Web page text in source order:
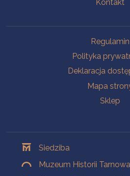
Kontakt
Regulamin
Polityka
Deklaracja
Mapa
Sklep
Siedziba
Muzeum Historii